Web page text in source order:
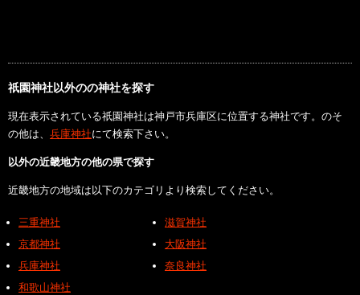
祇園神社以外のの神社を探す
現在表示されている祇園神社は神戸市兵庫区に位置する神社です。のそ
の他は、 兵庫神社にて検索下さい。
以外の近畿地方の他の県で探す
近畿地方の地域は以下のカテゴリより検索してください。
三重神社
滋賀神社
京都神社
大阪神社
兵庫神社
奈良神社
和歌山神社